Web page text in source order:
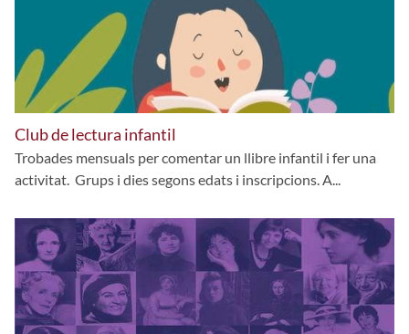
Club de lectura infantil
Trobades mensuals per comentar un llibre infantil i fer una
activitat. Grups i dies segons edats i inscripcions. A...